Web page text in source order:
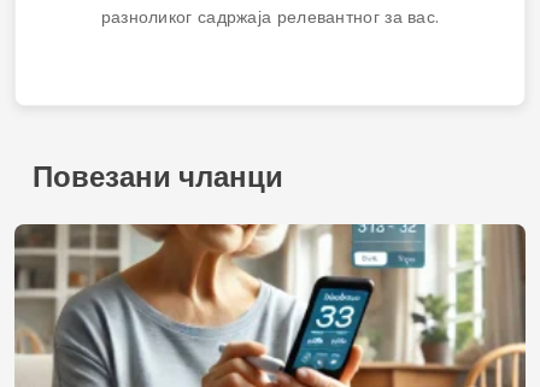
разноликог садржаја релевантног за вас.
Повезани чланци